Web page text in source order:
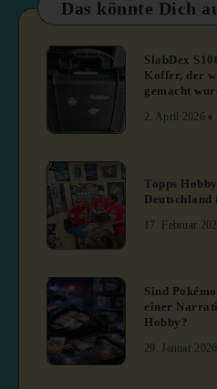
Das könnte Dich
1
SlabDex
Koffer, der
gemacht
2. April 2026
2
Topps
Deutschland
17. Februar
3
Sind
einer
Hobby?
29. Januar 2026